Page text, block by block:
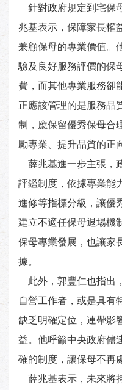
針對政府規定到宅保
兆基表示，保障家長權
兼顧保母的專業價值。
驗及良好服務評價的保
費，而其他專業服務卻
正應該管理的是服務品
制，應保留優秀保母合
勵專業、提升品質的正
薛兆基進一步主張，
評鑑制度，依據專業能
進修等指標分級，讓優
建立不適任保母退場機
保母專業發展，也讓家
據。
此外，郭豐仁也指出
自營工作者，或是具有
缺乏明確定位，連帶影
益。他呼籲中央政府儘
確的制度，讓保母不再
薛兆基表示，未來將